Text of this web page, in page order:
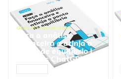
GESTÃO FINANCEIRA
Faça a análise
financeira e atinja o
ponto de equilíbrio |
Prompts ChatGPT